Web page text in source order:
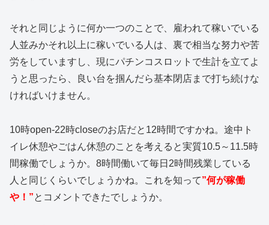
それと同じように何か一つのことで、雇われて稼いでいる
人並みかそれ以上に稼いでいる人は、裏で相当な努力や苦
労をしていますし、現にパチンコスロットで生計を立てよ
うと思ったら、良い台を掴んだら基本閉店まで打ち続けな
ければいけません。
10時open-22時closeのお店だと12時間ですかね。途中ト
イレ休憩やごはん休憩のことを考えると実質10.5～11.5時
間稼働でしょうか。8時間働いて毎日2時間残業している
人と同じくらいでしょうかね。これを知って”何が稼働
や！”とコメントできたでしょうか。